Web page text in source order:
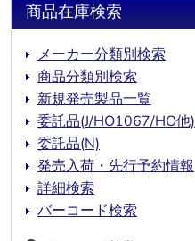
商品在庫検索
メーカー分類別検索
商品分類別検索
新規発売製品一覧
委託品(J/HO1067/HO他)
委託品(N)
発売入荷・先行予約情報
詳細検索
バーコード検索